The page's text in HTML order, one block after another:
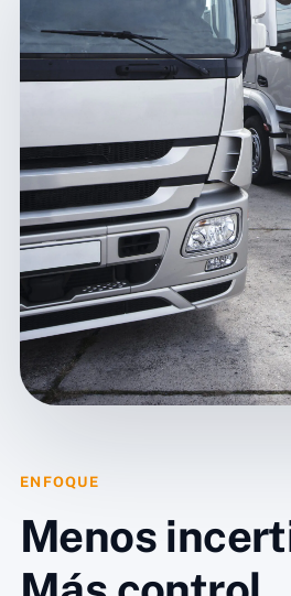
ENFOQUE
Menos